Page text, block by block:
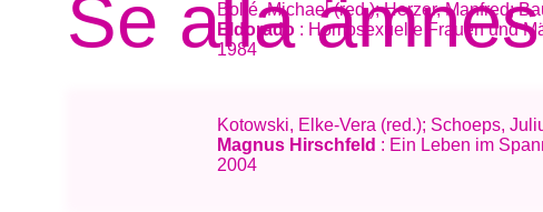
Se allaBollé, Michael (red.); Herzer, Manfred;
Eldorado : Homosexuelle Frauen und
1984
Kotowski, Elke-Vera (red.); Schoeps,
Magnus Hirschfeld : Ein Leben im
2004